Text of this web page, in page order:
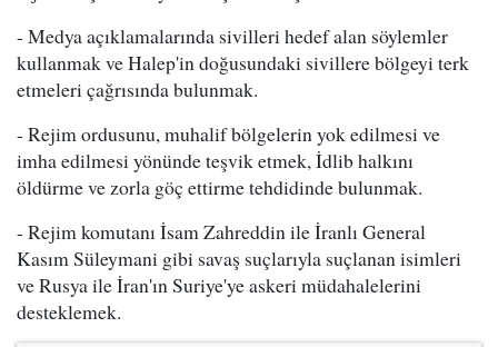
- Medya açıklamalarında sivilleri hedef alan söylemler
kullanmak ve Halep'in doğusundaki sivillere bölgeyi terk
etmeleri çağrısında bulunmak.
- Rejim ordusunu, muhalif bölgelerin yok edilmesi ve
imha edilmesi yönünde teşvik etmek, İdlib halkını
öldürme ve zorla göç ettirme tehdidinde bulunmak.
- Rejim komutanı İsam Zahreddin ile İranlı General
Kasım Süleymani gibi savaş suçlarıyla suçlanan isimleri
ve Rusya ile İran'ın Suriye'ye askeri müdahalelerini
desteklemek.